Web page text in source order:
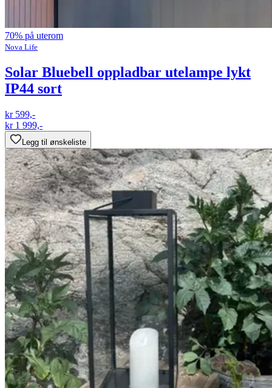
70% på uterom
Nova Life
Solar Bluebell oppladbar utelampe lykt
IP44 sort
kr 599,-
kr 1 999,-
Legg til ønskeliste